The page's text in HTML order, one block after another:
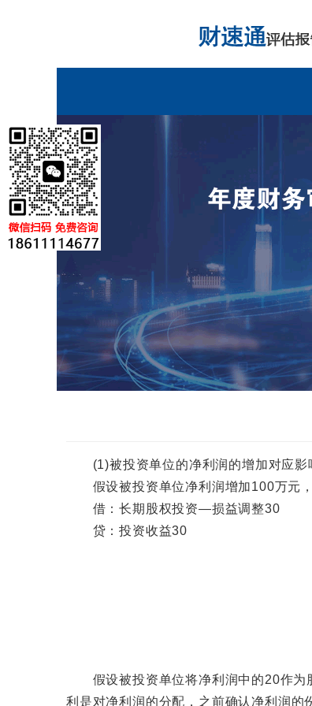
(1)被投资单位的净利润的增加对应影
假设被投资单位净利润增加100万元，
借：长期股权投资—损益调整30
贷：投资收益30
假设被投资单位将净利润中的20作为
利是对净利润的分配，之前确认净利润的